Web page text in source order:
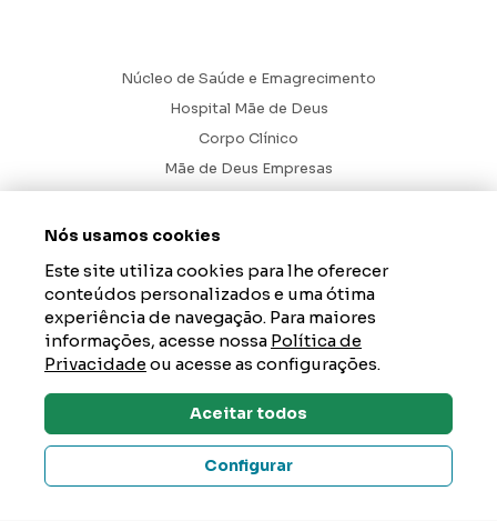
Núcleo de Saúde e Emagrecimento
Hospital Mãe de Deus
Corpo Clínico
Mãe de Deus Empresas
Ouvidoria
Hospital Mãe de Deus. Todos os Direitos Reservados.
Desenvolvido por
Axysweb
Um Hospital da AESC – instituição de saúde, educação e
Dúvidas? Tire Aqui
Nós usamos cookies
Este site utiliza cookies para lhe oferecer
conteúdos personalizados e uma ótima
experiência de navegação. Para maiores
informações, acesse nossa Política de
Privacidadeou acesse as configurações.
Aceitar todos
Configurar